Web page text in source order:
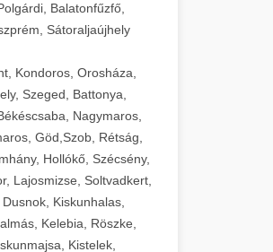
Balatonfűzfő,
Sátoraljaújhely
Kondoros, Orosháza,
Szeged, Battonya,
Nagymaros,
Göd,Szob, Rétság,
Hollókő, Szécsény,
Lajosmizse, Soltvadkert,
Kiskunhalas,
Kelebia, Röszke,
Kistelek,